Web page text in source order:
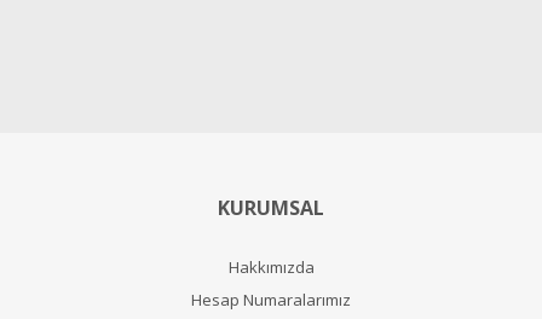
KURUMSAL
Hakkımızda
Hesap Numaralarımız